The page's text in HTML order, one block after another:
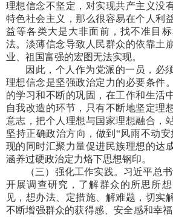
理想信念不坚定，对实现共产主义没
特色社会主义，那么很容易在个人利
益等各类大是大非面前，找不准目
法。淡薄信念导致人民群众的依靠土
业、祖国富强的宏图无法实现。
因此，个人作为党派的一员，必
理想信念是坚强政治定力的必要条件
的学习和不断的巩固，在工作和生活
自我改造的环节，只有不断地坚定理
意志，把个人理想与国家理想融合，
坚持正确政治方向，做到“风雨不动
现的同时汇聚力量促进民族理想的达
涵养过硬政治定力烙下思想钢印。
（三）强化工作实践。习近平总
开展调查研究，了解群众的所思所
见，想办法、定措施、解难题，切实
不断增强群众的获得感、安全感和幸